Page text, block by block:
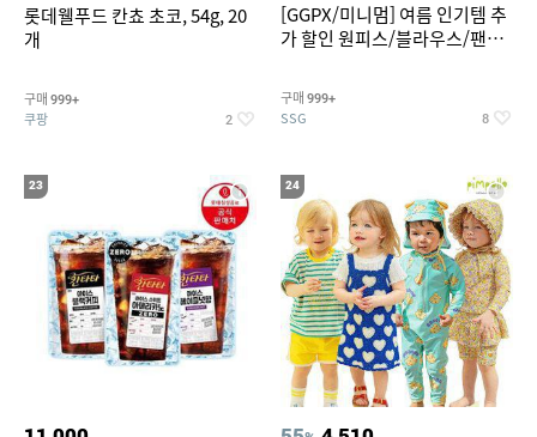
롯데웰푸드 칸쵸 초코, 54g, 20
개
구매 999+
쿠팡 2
[GGPX/미니멈] 여름 인기템 추
가 할인 원피스/블라우스/팬츠
구매 999+
SSG 8
23 24